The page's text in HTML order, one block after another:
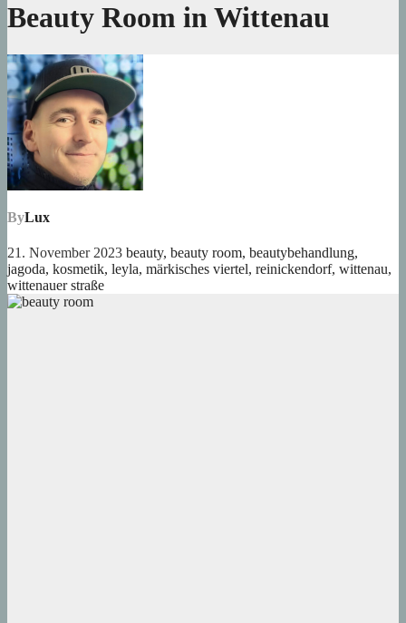
Beauty Room in Wittenau
ByLux
21. November 2023 beauty, beauty room, beautybehandlung,
jagoda, kosmetik, leyla, märkisches viertel, reinickendorf, wittenau,
wittenauer straße